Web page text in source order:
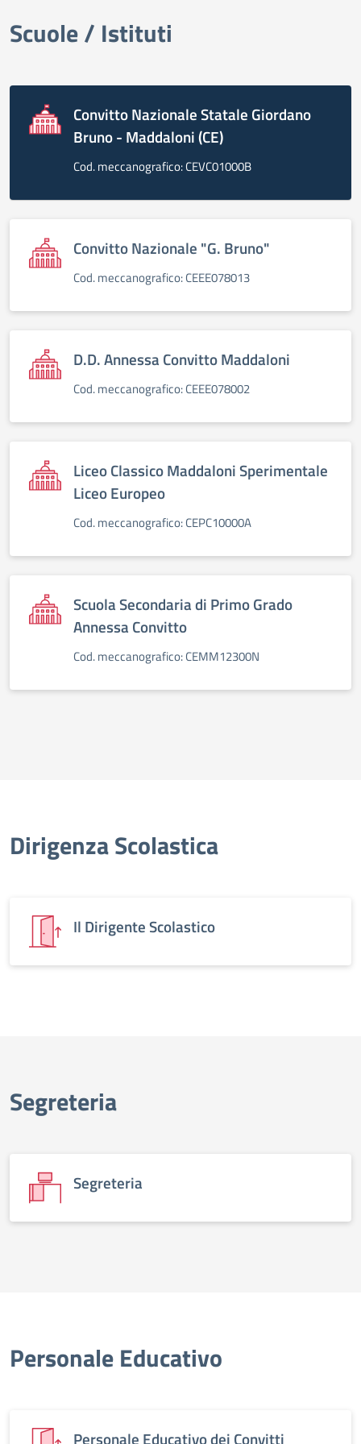
elenco degli organi
Scuole / Istituti
Convitto Nazionale Statale Giordano
Bruno - Maddaloni (CE)
Cod. meccanografico: CEVC01000B
Convitto Nazionale "G. Bruno"
Cod. meccanografico: CEEE078013
D.D. Annessa Convitto Maddaloni
Cod. meccanografico: CEEE078002
Liceo Classico Maddaloni Sperimentale
Liceo Europeo
Cod. meccanografico: CEPC10000A
Scuola Secondaria di Primo Grado
Annessa Convitto
Cod. meccanografico: CEMM12300N
Dirigenza Scolastica
Il Dirigente Scolastico
Segreteria
Segreteria
Personale Educativo
Personale Educativo dei Convitti